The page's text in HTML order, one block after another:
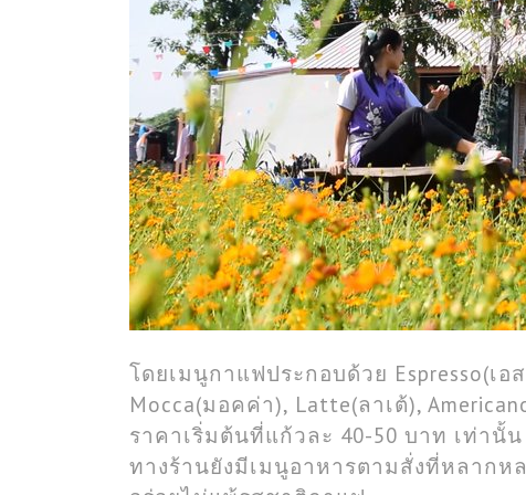
โดยเมนูกาแฟประกอบด้วย Espresso(เอ
Mocca(มอคค่า), Latte(ลาเต้),
ราคาเริ่มต้นที่แก้วละ 40-50 บาท เท่านั้
ทางร้านยังมีเมนูอาหารตามสั่งที่หลากห